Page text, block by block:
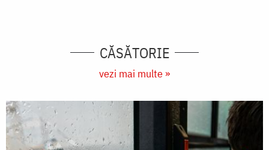
CĂSĂTORIE
vezi mai multe »